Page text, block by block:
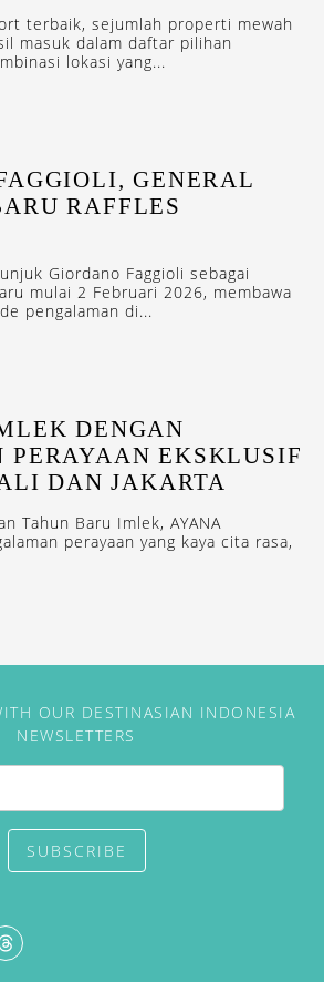
terbaik, sejumlah properti mewah
masuk dalam daftar pilihan
lokasi yang...
GENERAL
RAFFLES
Giordano Faggioli sebagai
mulai 2 Februari 2026, membawa
pengalaman di...
DENGAN
PERAYAAN EKSKLUSIF
DAN JAKARTA
Tahun Baru Imlek, AYANA
perayaan yang kaya cita rasa,
OUR DESTINASIAN INDONESIA
NEWSLETTERS
SUBSCRIBE